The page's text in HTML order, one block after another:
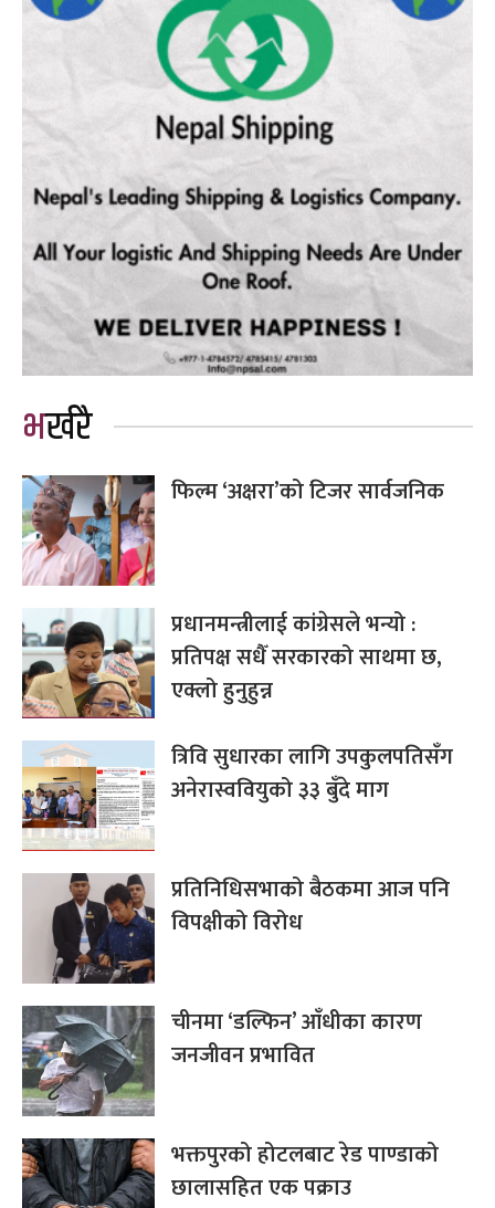
भर्खरै
फिल्म ‘अक्षरा’को टिजर सार्वजनिक
प्रधानमन्त्रीलाई कांग्रेसले भन्यो :
प्रतिपक्ष सधैँ सरकारको साथमा छ,
एक्लो हुनुहुन्न
त्रिवि सुधारका लागि उपकुलपतिसँग
अनेरास्ववियुको ३३ बुँदे माग
प्रतिनिधिसभाको बैठकमा आज पनि
विपक्षीको विरोध
चीनमा ‘डल्फिन’ आँधीका कारण
जनजीवन प्रभावित
भक्तपुरको होटलबाट रेड पाण्डाको
छालासहित एक पक्राउ